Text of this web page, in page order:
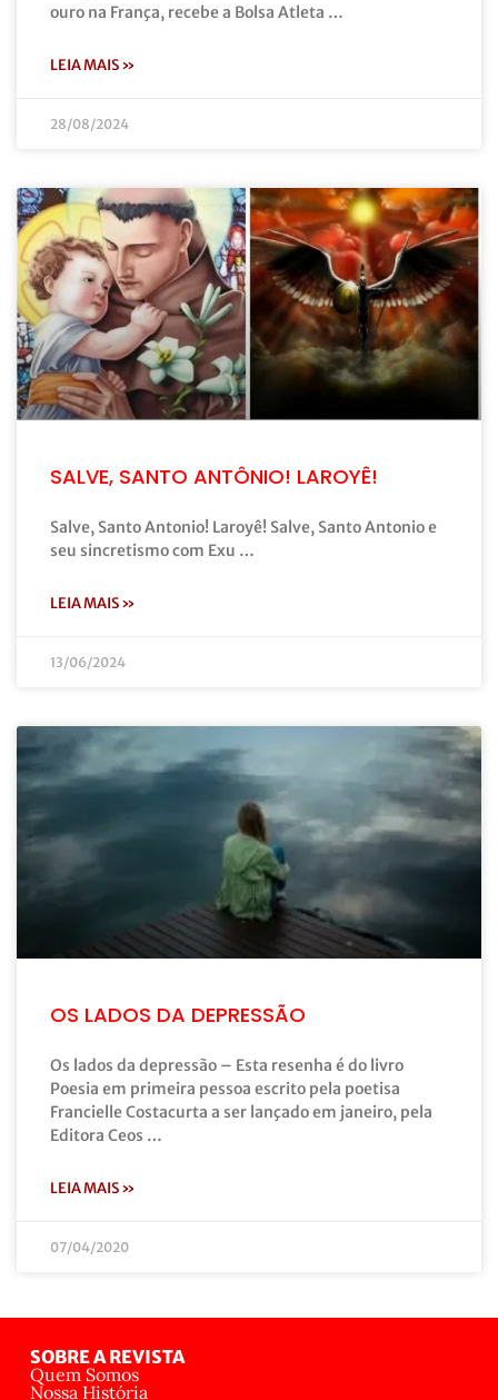
ouro na França, recebe a Bolsa Atleta …
LEIA MAIS »
28/08/2024
SALVE, SANTO ANTÔNIO! LAROYÊ!
Salve, Santo Antonio! Laroyê! Salve, Santo Antonio e
seu sincretismo com Exu …
LEIA MAIS »
13/06/2024
OS LADOS DA DEPRESSÃO
Os lados da depressão – Esta resenha é do livro
Poesia em primeira pessoa escrito pela poetisa
Francielle Costacurta a ser lançado em janeiro, pela
Editora Ceos …
LEIA MAIS »
07/04/2020
SOBRE A REVISTA
Quem Somos
Nossa História